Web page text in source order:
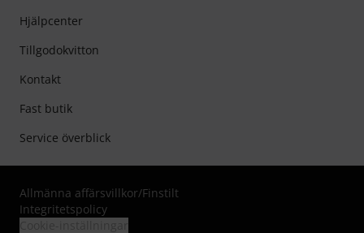
Hjälpcenter
Tillgodokvitton
Kontakt
Fast butik
Service överblick
Allmänna affärsvillkor/Finstilt
Integritetspolicy